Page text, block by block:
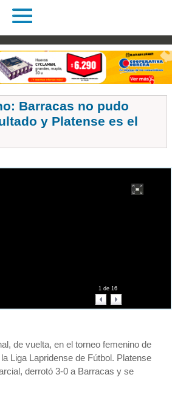
Barracas no pudo
y Platense es el
1 de16
de vuelta, en el torneo femenino de
Liga Lapridense de Fútbol. Platense
derrotó 3-0 a Barracas y se